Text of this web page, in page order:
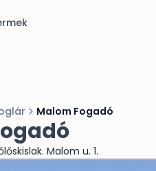
Malom Fogadó
Malom u. 1.